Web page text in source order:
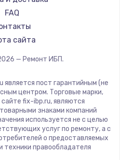
FAQ
сайта
— Ремонт ИБП.
пост гарантийным (не
центром. Торговые марки,
fix-ibp.ru, являются
знаками компаний
используется не с целью
услуг по ремонту, а с
о предоставляемых
техники правообладателя